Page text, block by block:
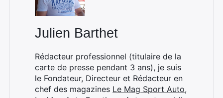
Julien Barthet
Rédacteur professionnel (titulaire de la
carte de presse pendant 3 ans), je suis
le Fondateur, Directeur et Rédacteur en
chef des magazines Le Mag Sport Auto,